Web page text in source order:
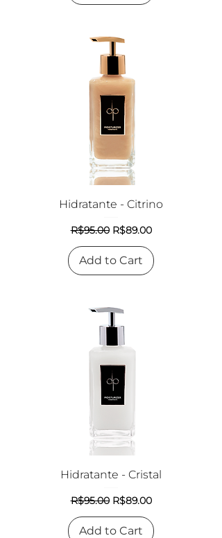
Hidratante - Citrino
Regular Price
R$95.00 Sale Price
R$89.00
Add to Cart
Hidratante - Cristal
Regular Price
R$95.00 Sale Price
R$89.00
Add to Cart